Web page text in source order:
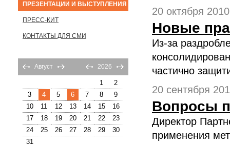
20 октября 2010
Новые
Из-за
частично
20 сентября
Вопросы
Директор
применения
ПРЕЗЕНТАЦИИ И ВЫСТУПЛЕНИЯ
ПРЕСС-КИТ
КОНТАКТЫ ДЛЯ СМИ
Август 2026
1
2
3
4 5 6 7 8
9
10
11 12 13 14 15
16
17
18 19 20 21 22
23
24
25 26 27 28 29
30
31